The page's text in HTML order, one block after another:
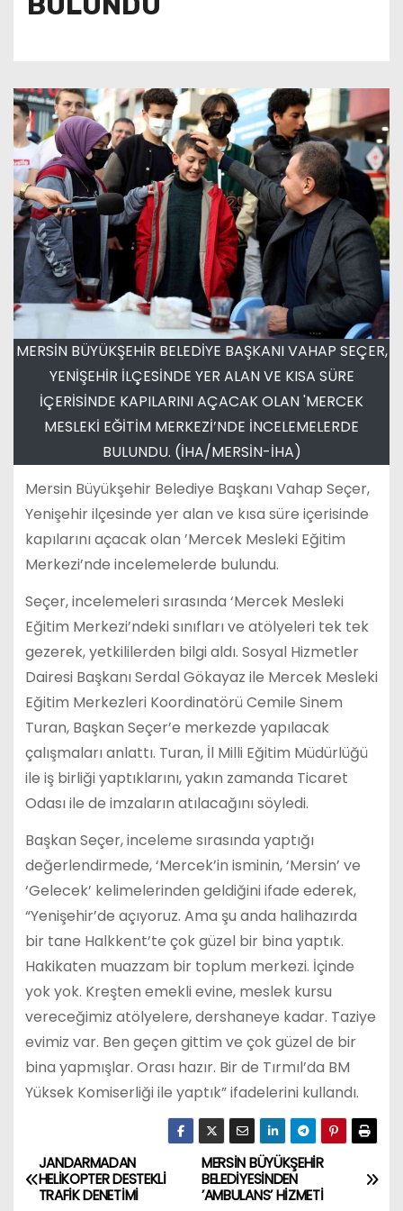
MERSİN BÜYÜKŞEHİR BELEDİYE BAŞKANI VAHAP SEÇER,
YENİŞEHİR İLÇESİNDE YER ALAN VE KISA SÜRE
İÇERİSİNDE KAPILARINI AÇACAK OLAN 'MERCEK
MESLEKİ EĞİTİM MERKEZİ’NDE İNCELEMELERDE
BULUNDU. (İHA/MERSİN-İHA)
Mersin Büyükşehir Belediye Başkanı Vahap Seçer,
Yenişehir ilçesinde yer alan ve kısa süre içerisinde
kapılarını açacak olan ’Mercek Mesleki Eğitim
Merkezi’nde incelemelerde bulundu.
Seçer, incelemeleri sırasında ‘Mercek Mesleki
Eğitim Merkezi’ndeki sınıfları ve atölyeleri tek tek
gezerek, yetkililerden bilgi aldı. Sosyal Hizmetler
Dairesi Başkanı Serdal Gökayaz ile Mercek Mesleki
Eğitim Merkezleri Koordinatörü Cemile Sinem
Turan, Başkan Seçer’e merkezde yapılacak
çalışmaları anlattı. Turan, İl Milli Eğitim Müdürlüğü
ile iş birliği yaptıklarını, yakın zamanda Ticaret
Odası ile de imzaların atılacağını söyledi.
Başkan Seçer, inceleme sırasında yaptığı
değerlendirmede, ‘Mercek’in isminin, ‘Mersin’ ve
‘Gelecek’ kelimelerinden geldiğini ifade ederek,
“Yenişehir’de açıyoruz. Ama şu anda halihazırda
bir tane Halkkent’te çok güzel bir bina yaptık.
Hakikaten muazzam bir toplum merkezi. İçinde
yok yok. Kreşten emekli evine, meslek kursu
vereceğimiz atölyelere, dershaneye kadar. Taziye
evimiz var. Ben geçen gittim ve çok güzel de bir
bina yapmışlar. Orası hazır. Bir de Tırmıl’da BM
Yüksek Komiserliği ile yaptık” ifadelerini kullandı.
Y
MERSİN BÜYÜKŞEHİR
BELEDİYESİNDEN
’AMBULANS’ HİZMETİ
JANDARMADAN
HELİKOPTER DESTEKLİ
TRAFİK DENETİMİ